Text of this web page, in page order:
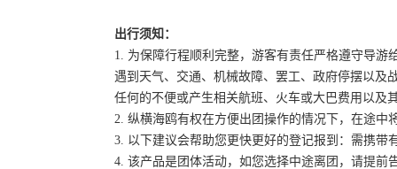
出行须知：
1. 为保障行程顺利完整，游客有责任严格遵守导
遇到天气、交通、机械故障、罢工、政府停摆以及
任何的不便或产生相关航班、火车或大巴费用以及
2. 纵横海鸥有权在方便出团操作的情况下，在途
3. 以下建议会帮助您更快更好的登记报到：需携
4. 该产品是团体活动，如您选择中途离团，请提